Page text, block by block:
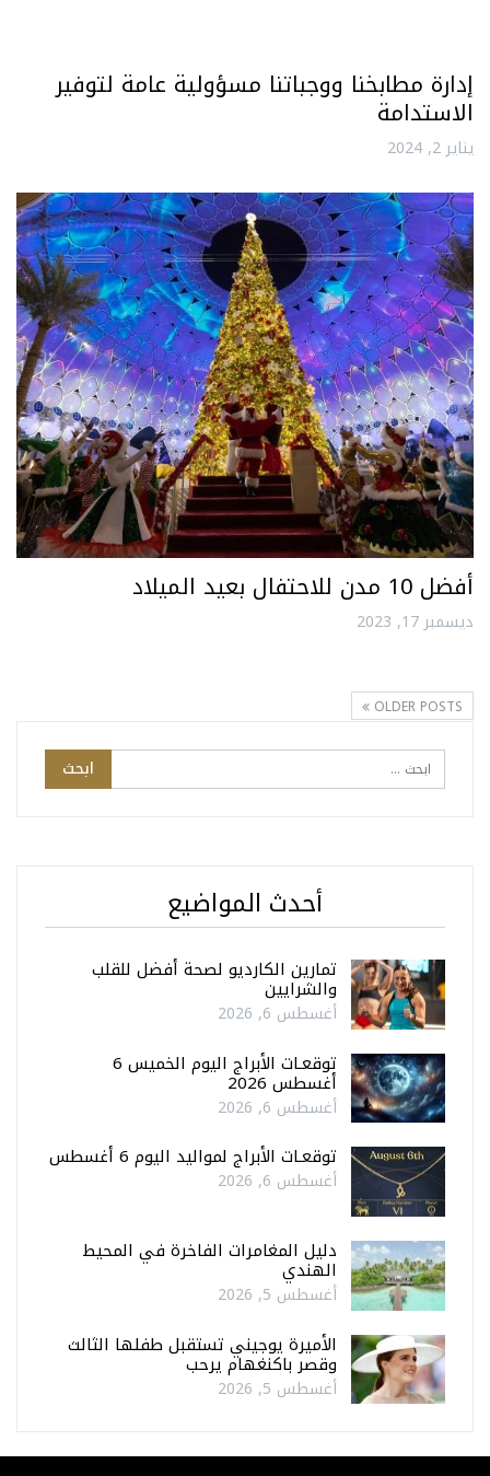
إدارة مطابخنا ووجباتنا مسؤولية عامة لتوفير
الاستدامة
يناير 2, 2024
أفضل 10 مدن للاحتفال بعيد الميلاد
ديسمبر 17, 2023
OLDER POSTS
أحدث المواضيع
تمارين الكارديو لصحة أفضل للقلب
والشرايين
أغسطس 6, 2026
توقعـات الأبراج اليوم الخميس 6
أغسطس 2026
أغسطس 6, 2026
توقعـات الأبراج لمواليد اليوم 6 أغسطس
أغسطس 6, 2026
دليل المغامرات الفاخرة في المحيط
الهندي
أغسطس 5, 2026
الأميرة يوجيني تستقبل طفلها الثالث
وقصر باكنغهام يرحب
أغسطس 5, 2026